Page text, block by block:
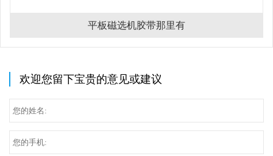
平板磁选机胶带那里有
欢迎您留下宝贵的意见或建议